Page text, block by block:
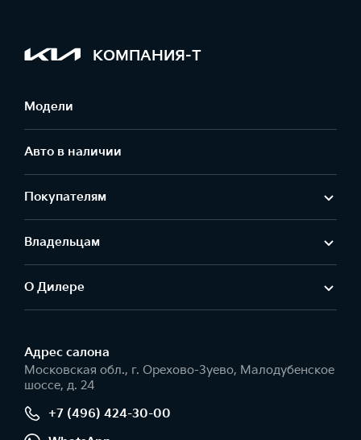
КОМПАНИЯ-Т
Модели
Авто в наличии
Покупателям
Владельцам
О Дилере
Адрес салонa
Московская обл., г. Орехово-Зуево, Малодубенское
шоссе, д. 24
+7 (496) 424-30-00